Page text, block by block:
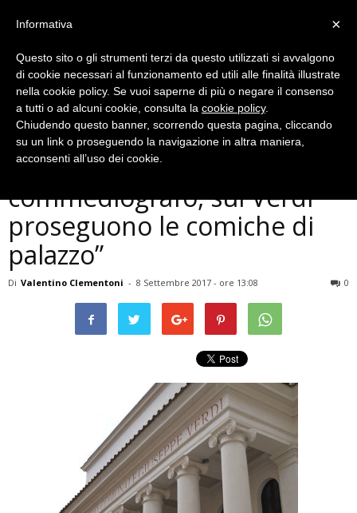
Politica
Terni, Melasecche: “Corradi
commediografo, sul Verdi
proseguono le comiche di
palazzo”
Di Valentino Clementoni - 8 Settembre 2017 - ore 13:08 0
×
Informativa
Questo sito o gli strumenti terzi da questo utilizzati si avvalgono
di cookie necessari al funzionamento ed utili alle finalità illustrate
nella cookie policy. Se vuoi saperne di più o negare il consenso
a tutti o ad alcuni cookie, consulta la cookie policy.
Chiudendo questo banner, scorrendo questa pagina, cliccando
su un link o proseguendo la navigazione in altra maniera,
acconsenti all’uso dei cookie.